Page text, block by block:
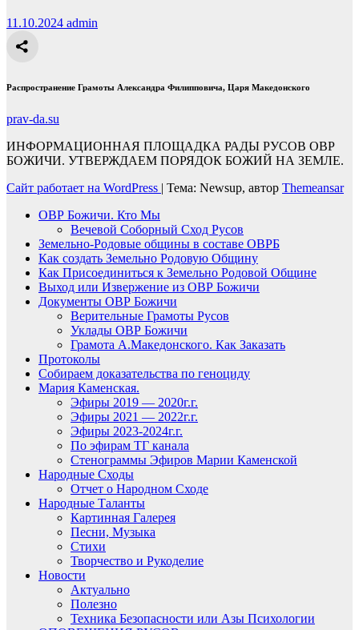
11.10.2024 admin
Распространение Грамоты Александра Филипповича, Царя Македонского
prav-da.su
ИНФОРМАЦИОННАЯ ПЛОЩАДКА РАДЫ РУСОВ ОВР
БОЖИЧИ. УТВЕРЖДАЕМ ПОРЯДОК БОЖИЙ НА ЗЕМЛЕ.
Сайт работает на WordPress | Тема: Newsup, автор Themeansar
ОВР Божичи. Кто Мы
Вечевой Соборный Сход Русов
Земельно-Родовые общины в составе ОВРБ
Как создать Земельно Родовую Общину
Как Присоединиться к Земельно Родовой Общине
Выход или Извержение из ОВР Божичи
Документы ОВР Божичи
Верительные Грамоты Русов
Уклады ОВР Божичи
Грамота А.Македонского. Как Заказать
Протоколы
Собираем доказательства по геноциду
Мария Каменская.
Эфиры 2019 — 2020г.г.
Эфиры 2021 — 2022г.г.
Эфиры 2023-2024г.г.
По эфирам ТГ канала
Стенограммы Эфиров Марии Каменской
Народные Сходы
Отчет о Народном Сходе
Народные Таланты
Картинная Галерея
Песни, Музыка
Стихи
Творчество и Рукоделие
Новости
Актуально
Полезно
Техника Безопасности или Азы Психологии